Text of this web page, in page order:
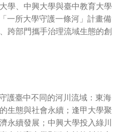
學、中興大學與臺中教育大學
一所大學守護一條河」計畫備
跨部門攜手治理流域生態的創
護臺中不同的河川流域：東海
生態與社會永續；逢甲大學聚
永續發展；中興大學投入綠川